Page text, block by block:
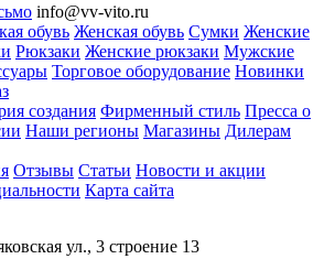
info@vv-vito.ru
обувь Женская обувь Сумки Женские
Рюкзаки Женские рюкзаки Мужские
Торговое оборудование Новинки
создания Фирменный стиль Пресса о
Наши регионы Магазины Дилерам
Отзывы Статьи Новости и акции
Карта сайта
ул., 3 строение 13